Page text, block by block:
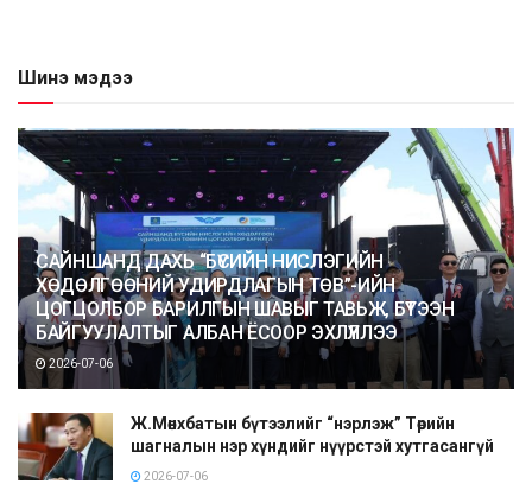
Шинэ мэдээ
САЙНШАНД ДАХЬ “БҮСИЙН НИСЛЭГИЙН
ХӨДӨЛГӨӨНИЙ УДИРДЛАГЫН ТӨВ”-ИЙН
ЦОГЦОЛБОР БАРИЛГЫН ШАВЫГ ТАВЬЖ, БҮТЭЭН
БАЙГУУЛАЛТЫГ АЛБАН ЁСООР ЭХЛҮҮЛЛЭЭ
2026-07-06
Ж.Мөнхбатын бүтээлийг “нэрлэж” Төрийн
шагналын нэр хүндийг нүүрстэй хутгасангүй
2026-07-06